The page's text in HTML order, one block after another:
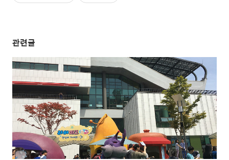
관련글